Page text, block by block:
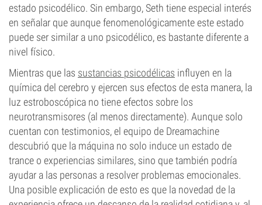
estado psicodélico. Sin embargo, Seth tiene especial interés
en señalar que aunque fenomenológicamente este estado
puede ser similar a uno psicodélico, es bastante diferente a
nivel físico.
Mientras que las sustancias psicodélicas influyen en la
química del cerebro y ejercen sus efectos de esta manera, la
luz estroboscópica no tiene efectos sobre los
neurotransmisores (al menos directamente). Aunque solo
cuentan con testimonios, el equipo de Dreamachine
descubrió que la máquina no solo induce un estado de
trance o experiencias similares, sino que también podría
ayudar a las personas a resolver problemas emocionales.
Una posible explicación de esto es que la novedad de la